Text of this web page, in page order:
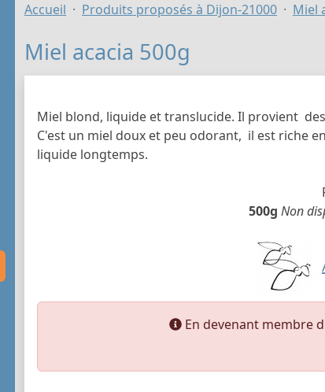
Accueil Produits proposés à Dijon-21000 Miel
Miel acacia 500g
Miel blond, liquide et translucide. Il provient
C'est un miel doux et peu odorant, il est riche
liquide longtemps.
500g Non
En devenant membre